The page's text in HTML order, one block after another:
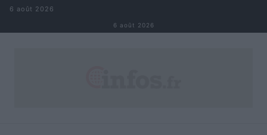
Aller au contenu
6 août 2026
6 août 2026